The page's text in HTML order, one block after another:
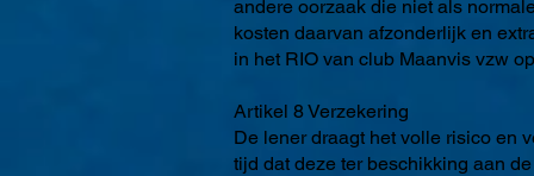
andere oorzaak die niet als
kosten daarvan afzonderlijk en
in het RIO van club Maanvis vzw
Artikel 8 Verzekering
De lener draagt het volle risico en
tijd dat deze ter beschikking aan